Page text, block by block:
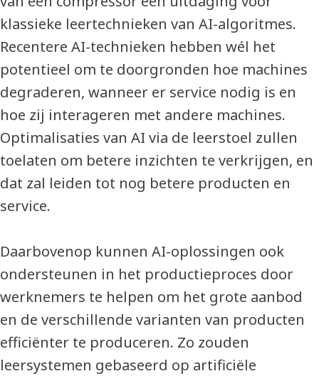
klassieke leertechnieken van AI-algoritmes.
Recentere AI-technieken hebben wél het
potentieel om te doorgronden hoe machines
degraderen, wanneer er service nodig is en
hoe zij interageren met andere machines.
Optimalisaties van AI via de leerstoel zullen
toelaten om betere inzichten te verkrijgen, en
dat zal leiden tot nog betere producten en
service.
Daarbovenop kunnen AI-oplossingen ook
ondersteunen in het productieproces door
werknemers te helpen om het grote aanbod
en de verschillende varianten van producten
efficiënter te produceren. Zo zouden
leersystemen gebaseerd op artificiële